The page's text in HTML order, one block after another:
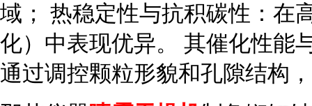
域； 热稳定性与抗积碳性：在
化）中表现优异。 其催化性能
通过调控颗粒形貌和孔隙结构